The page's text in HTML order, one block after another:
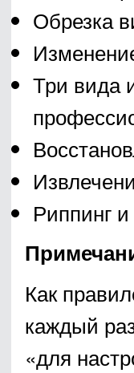
Обрезка
Три вида
Риппинг
Как
каждый
«для